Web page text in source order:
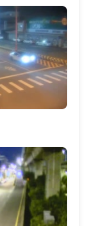
化縣員林鎮）(順